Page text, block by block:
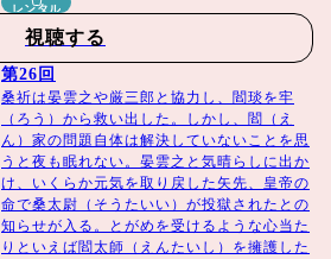
レンタル
視聴する
第26回
桑祈は晏雲之や厳三郎と協力し、閻琰を牢
（ろう）から救い出した。しかし、閻（え
ん）家の問題自体は解決していないことを思
うと夜も眠れない。晏雲之と気晴らしに出か
け、いくらか元気を取り戻した矢先、皇帝の
命で桑太尉（そうたいい）が投獄されたとの
知らせが入る。とがめを受けるような心当た
りといえば閻太師（えんたいし）を擁護した